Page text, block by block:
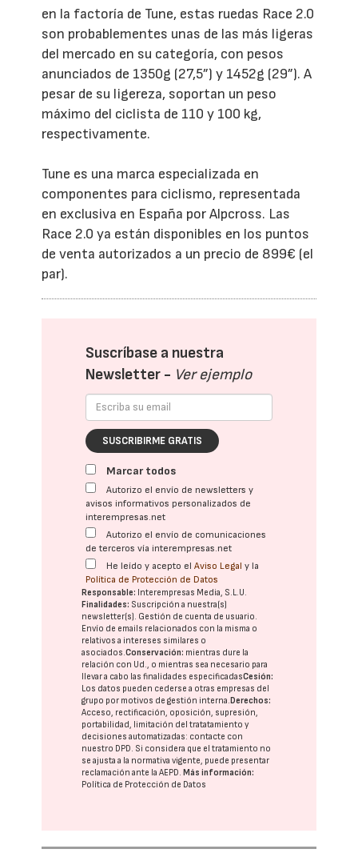
en la factoría de Tune, estas ruedas Race 2.0
son probablementes unas de las más ligeras
del mercado en su categoría, con pesos
anunciados de 1350g (27,5”) y 1452g (29”). A
pesar de su ligereza, soportan un peso
máximo del ciclista de 110 y 100 kg,
respectivamente.
Tune es una marca especializada en
componentes para ciclismo, representada
en exclusiva en España por Alpcross. Las
Race 2.0 ya están disponibles en los puntos
de venta autorizados a un precio de 899€ (el
par).
Suscríbase a nuestra
Newsletter - Ver ejemplo
SUSCRIBIRME GRATIS
Marcar todos
Autorizo el envío de newsletters y
avisos informativos personalizados de
interempresas.net
Autorizo el envío de comunicaciones
de terceros vía interempresas.net
He leído y acepto elAviso Legal y la
Política de Protección de Datos
Responsable: Interempresas Media, S.L.U.
Finalidades: Suscripción a nuestra(s)
newsletter(s). Gestión de cuenta de usuario.
Envío de emails relacionados con la misma o
relativos a intereses similares o
asociados.Conservación: mientras dure la
relación con Ud., o mientras sea necesario para
llevar a cabo las finalidades especificadasCesión:
Los datos pueden cederse a otras empresas del
grupo por motivos de gestión interna.Derechos:
Acceso, rectificación, oposición, supresión,
portabilidad, limitación del tratatamiento y
decisiones automatizadas: contacte con
nuestro DPD. Si considera que el tratamiento no
se ajusta a la normativa vigente, puede presentar
reclamación ante laAEPD.Más información:
Política de Protección de Datos